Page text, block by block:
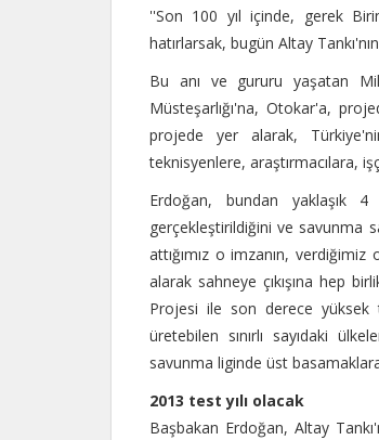
''Son 100 yıl içinde, gerek
hatırlarsak, bugün Altay
Bu anı ve gururu yaşatan
Müsteşarlığı'na, Otokar'a,
projede yer alarak,
teknisyenlere, araştırmacılara,
Erdoğan, bundan yaklaşık
gerçekleştirildiğini ve savunma
attığımız o imzanın,
alarak sahneye çıkışına hep
Projesi ile son derece yüksek
üretebilen sınırlı sayıdaki
savunma liginde üst
2013 test yılı olacak
Başbakan Erdoğan, Altay